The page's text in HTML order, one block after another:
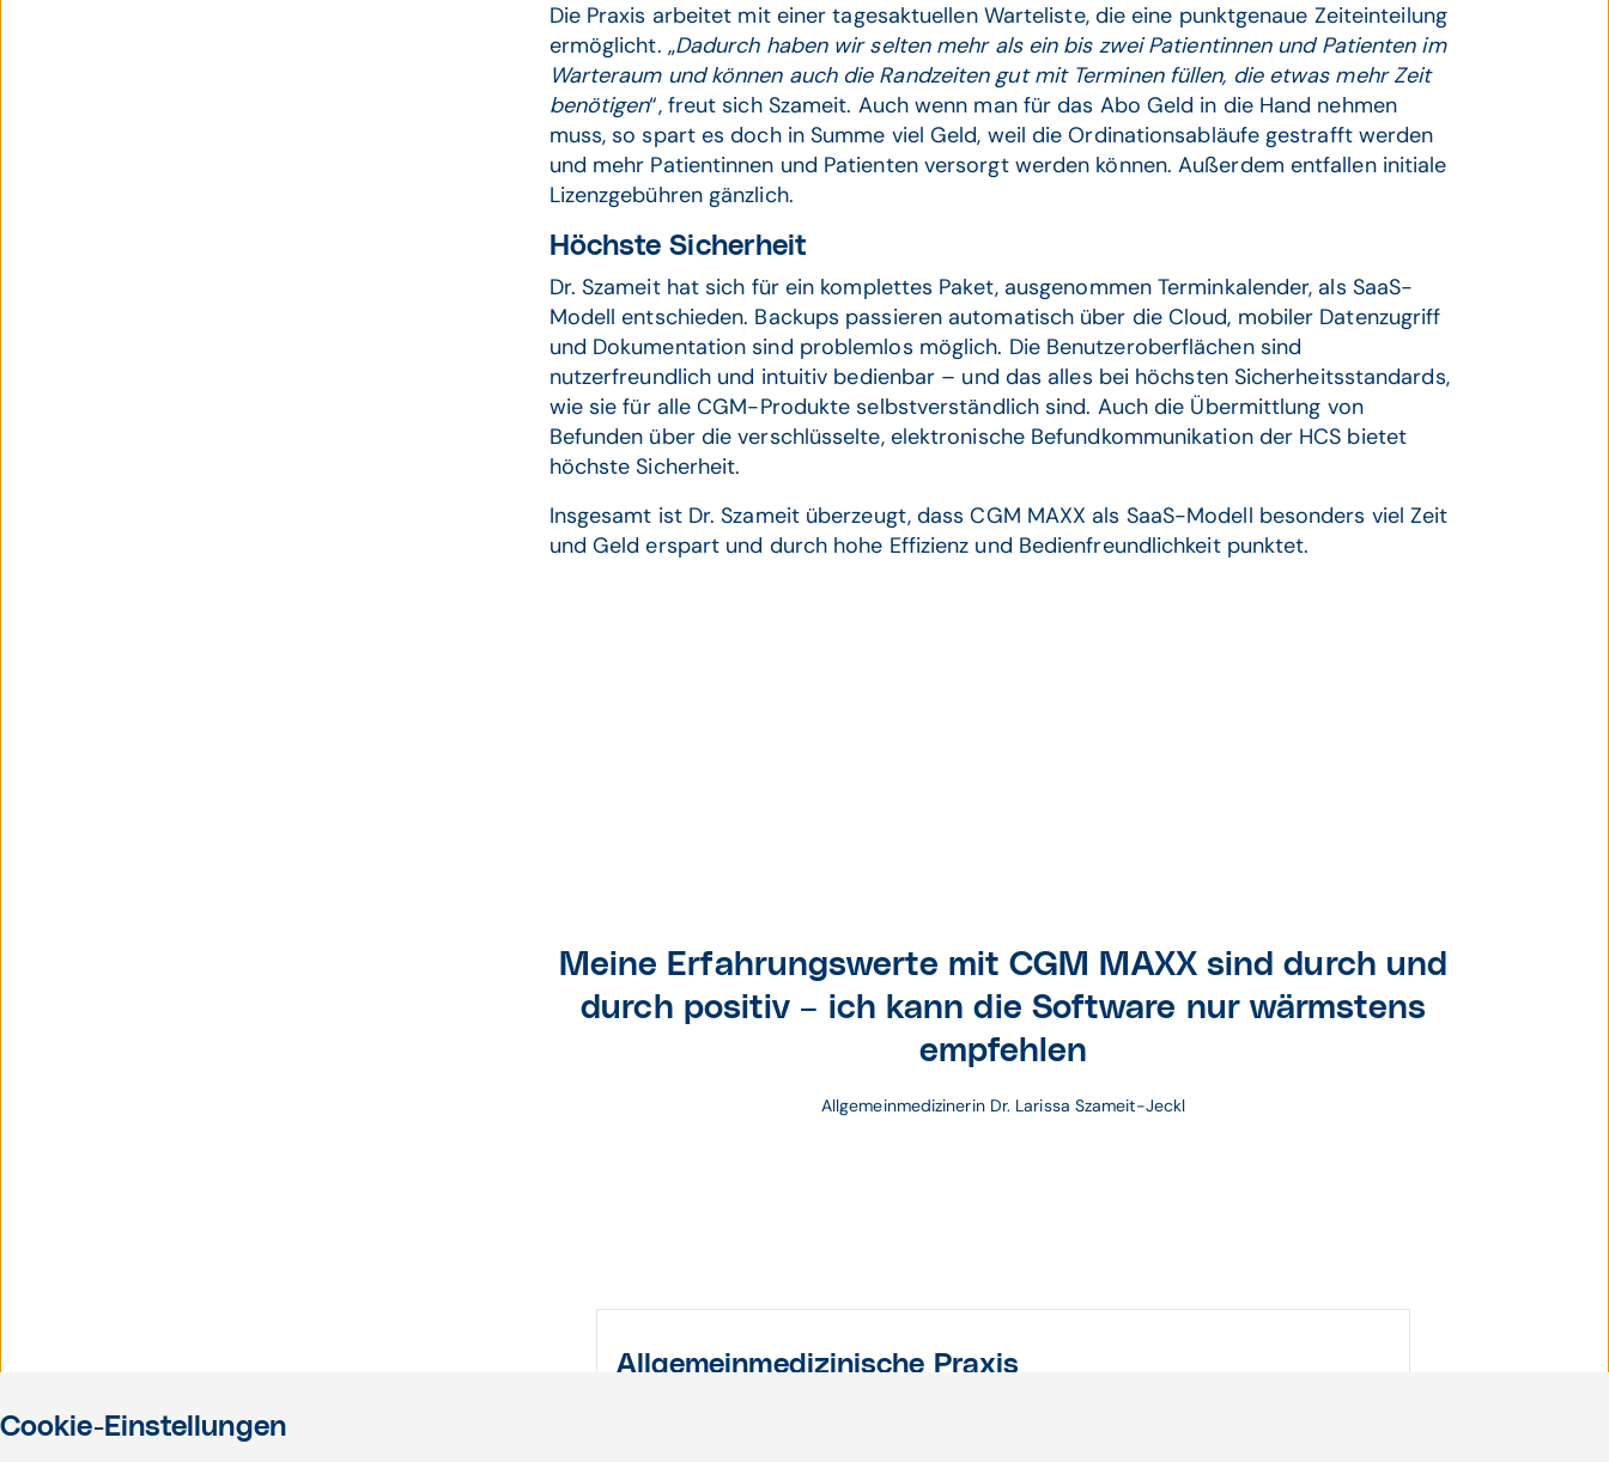
Die Praxis arbeitet mit einer tagesaktuellen Warteliste, die eine punktgenaue Zeiteinteilung
ermöglicht. „Dadurch haben wir selten mehr als ein bis zwei Patientinnen und Patienten im
Warteraum und können auch die Randzeiten gut mit Terminen füllen, die etwas mehr Zeit
benötigen“, freut sich Szameit. Auch wenn man für das Abo Geld in die Hand nehmen
muss, so spart es doch in Summe viel Geld, weil die Ordinationsabläufe gestrafft werden
und mehr Patientinnen und Patienten versorgt werden können. Außerdem entfallen initiale
Lizenzgebühren gänzlich.
Höchste Sicherheit
Dr. Szameit hat sich für ein komplettes Paket, ausgenommen Terminkalender, als SaaS-
Modell entschieden. Backups passieren automatisch über die Cloud, mobiler Datenzugriff
und Dokumentation sind problemlos möglich. Die Benutzeroberflächen sind
nutzerfreundlich und intuitiv bedienbar – und das alles bei höchsten Sicherheitsstandards,
wie sie für alle CGM-Produkte selbstverständlich sind. Auch die Übermittlung von
Befunden über die verschlüsselte, elektronische Befundkommunikation der HCS bietet
höchste Sicherheit.
Insgesamt ist Dr. Szameit überzeugt, dass CGM MAXX als SaaS-Modell besonders viel Zeit
und Geld erspart und durch hohe Effizienz und Bedienfreundlichkeit punktet.
Meine Erfahrungswerte mit CGM MAXX sind durch und
durch positiv – ich kann die Software nur wärmstens
empfehlen
Allgemeinmedizinerin Dr. Larissa Szameit-Jeckl
Allgemeinmedizinische Praxis
Cookie-Einstellungen